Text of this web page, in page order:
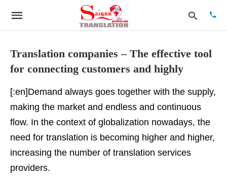
hit
enter:
Translation companies – The effective tool
for connecting customers and highly
[:en]Demand always goes together with the supply,
making the market and endless and continuous
flow. In the context of globalization nowadays, the
need for translation is becoming higher and higher,
increasing the number of translation services
providers.